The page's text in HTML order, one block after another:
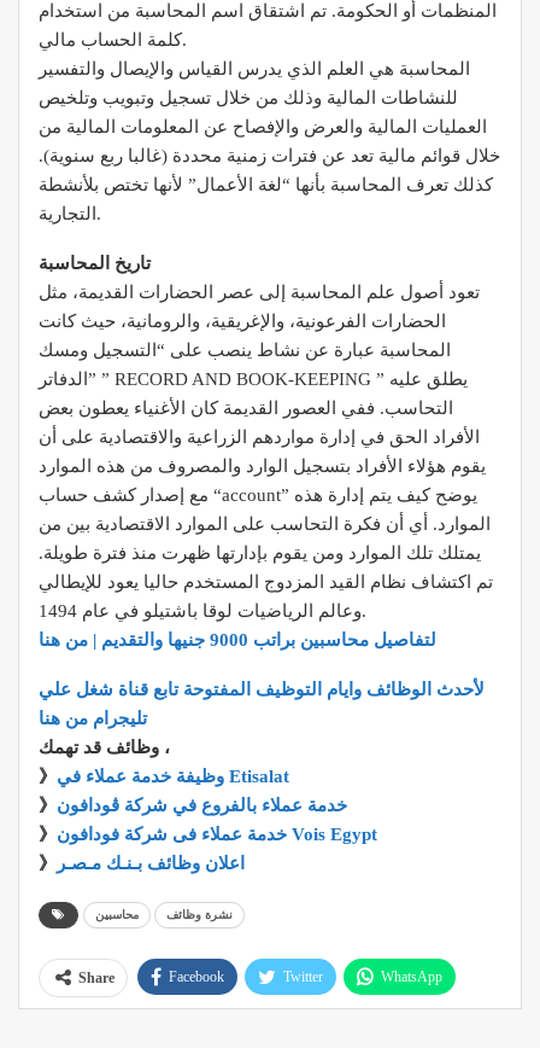
المنظمات أو الحكومة. تم اشتقاق اسم المحاسبة من استخدام
كلمة الحساب مالي.
المحاسبة هي العلم الذي يدرس القياس والإيصال والتفسير
للنشاطات المالية وذلك من خلال تسجيل وتبويب وتلخيص
العمليات المالية والعرض والإفصاح عن المعلومات المالية من
خلال قوائم مالية تعد عن فترات زمنية محددة (غالبا ربع سنوية).
كذلك تعرف المحاسبة بأنها “لغة الأعمال” لأنها تختص بلأنشطة
التجارية.
تاريخ المحاسبة
تعود أصول علم المحاسبة إلى عصر الحضارات القديمة، مثل
الحضارات الفرعونية، والإغريقية، والرومانية، حيث كانت
المحاسبة عبارة عن نشاط ينصب على “التسجيل ومسك
الدفاتر” ” RECORD AND BOOK-KEEPING ” يطلق عليه
التحاسب. ففي العصور القديمة كان الأغنياء يعطون بعض
الأفراد الحق في إدارة مواردهم الزراعية والاقتصادية على أن
يقوم هؤلاء الأفراد بتسجيل الوارد والمصروف من هذه الموارد
مع إصدار كشف حساب “account” يوضح كيف يتم إدارة هذه
الموارد. أي أن فكرة التحاسب على الموارد الاقتصادية بين من
يمتلك تلك الموارد ومن يقوم بإدارتها ظهرت منذ فترة طويلة.
تم اكتشاف نظام القيد المزدوج المستخدم حاليا يعود للإيطالي
وعالم الرياضيات لوقا باشتيلو في عام 1494.
لتفاصيل محاسبين براتب 9000 جنيها والتقديم | من هنا
لأحدث الوظائف وايام التوظيف المفتوحة تابع قناة شغل علي
تليجرام من هنا
وظائف قد تهمك ،
》
وظيفة خدمة عملاء في Etisalat
》 خدمة عملاء بالفروع في شركة ڤودافون
》
خدمة عملاء فى شركة فودافون Vois Egypt
》
اعلان وظائف بـنـك مـصـر
محاسبين نشرة وظائف
Share Facebook Twitter WhatsApp